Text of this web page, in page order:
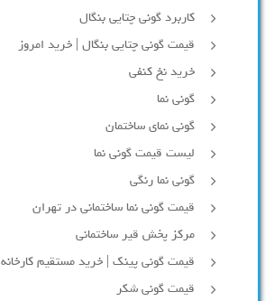
کاربرد گونی چتایی بنگال
قیمت گونی چتایی بنگال | خرید امروز
خرید نخ کنفی
گونی نما
گونی نمای ساختمان
لیست قیمت گونی نما
گونی نما رنگی
قیمت گونی نما ساختمانی در تهران
مرکز پخش قیر ساختمانی
قیمت گونی پینک | خرید مستقیم کارخانه
قیمت گونی شکر